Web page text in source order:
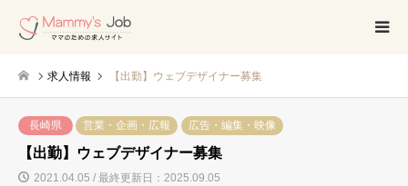
求人情報 【出勤】ウェブデザイナー募集
長崎県 営業・企画・広報 広告・編集・映像
【出勤】ウェブデザイナー募集
2021.04.05 / 最終更新日：2025.09.05